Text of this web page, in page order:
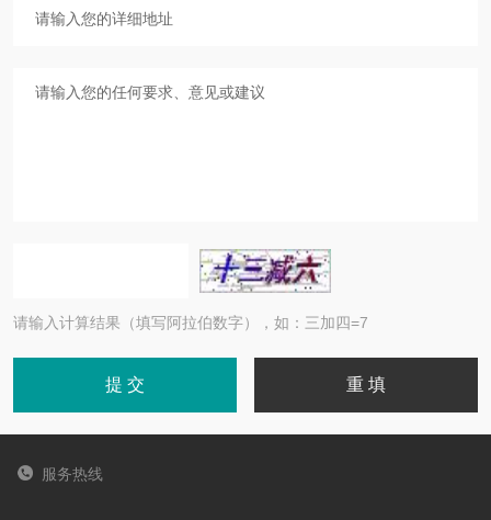
请输入计算结果（填写阿拉伯数字），如：三加四=7
服务热线